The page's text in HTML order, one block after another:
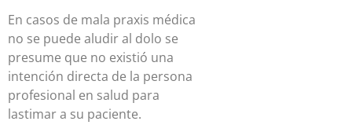
En casos de mala praxis médica
no se puede aludir al dolo se
presume que no existió una
intención directa de la persona
profesional en salud para
lastimar a su paciente.